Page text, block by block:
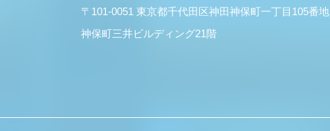
〒101-0051 東京都千代田区神田神保町一丁目105番地
神保町三井ビルディング21階